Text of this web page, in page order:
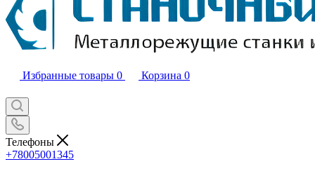
Избранные товары 0 Корзина 0
Телефоны
+78005001345